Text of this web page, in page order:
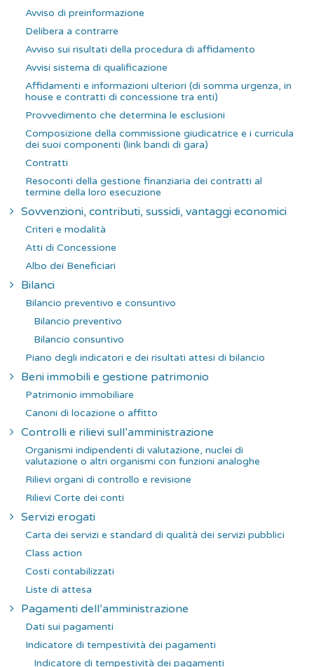
Avviso di preinformazione
Delibera a contrarre
Avviso sui risultati della procedura di affidamento
Avvisi sistema di qualificazione
Affidamenti e informazioni ulteriori (di somma urgenza, in
house e contratti di concessione tra enti)
Provvedimento che determina le esclusioni
Composizione della commissione giudicatrice e i curricula
dei suoi componenti (link bandi di gara)
Contratti
Resoconti della gestione finanziaria dei contratti al
termine della loro esecuzione
Sovvenzioni, contributi, sussidi, vantaggi economici
Criteri e modalità
Atti di Concessione
Albo dei Beneficiari
Bilanci
Bilancio preventivo e consuntivo
Bilancio preventivo
Bilancio consuntivo
Piano degli indicatori e dei risultati attesi di bilancio
Beni immobili e gestione patrimonio
Patrimonio immobiliare
Canoni di locazione o affitto
Controlli e rilievi sull’amministrazione
Organismi indipendenti di valutazione, nuclei di
valutazione o altri organismi con funzioni analoghe
Rilievi organi di controllo e revisione
Rilievi Corte dei conti
Servizi erogati
Carta dei servizi e standard di qualità dei servizi pubblici
Class action
Costi contabilizzati
Liste di attesa
Pagamenti dell’amministrazione
Dati sui pagamenti
Indicatore di tempestività dei pagamenti
Indicatore di tempestività dei pagamenti